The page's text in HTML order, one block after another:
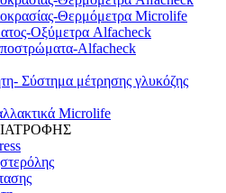
Θερμόμετρα Microlife
Οξύμετρα Alfacheck
Alfacheck
Σύστημα μέτρησης γλυκόζης
Microlife